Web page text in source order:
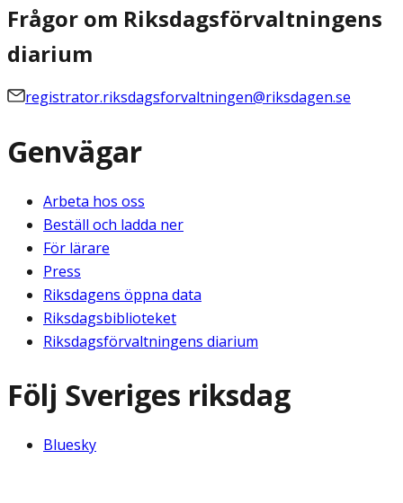
Frågor om Riksdagsförvaltningens
diarium
registrator.riksdagsforvaltningen@riksdagen.se
Genvägar
Arbeta hos oss
Beställ och ladda ner
För lärare
Press
Riksdagens öppna data
Riksdagsbiblioteket
Riksdagsförvaltningens diarium
Följ Sveriges riksdag
Bluesky